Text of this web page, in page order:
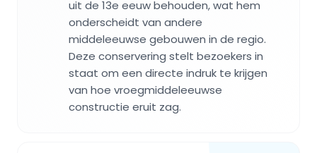
uit de 13e eeuw behouden, wat hem
onderscheidt van andere
middeleeuwse gebouwen in de regio.
Deze conservering stelt bezoekers in
staat om een directe indruk te krijgen
van hoe vroegmiddeleeuwse
constructie eruit zag.